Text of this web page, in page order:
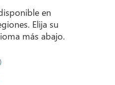
en
Elija su
más abajo.